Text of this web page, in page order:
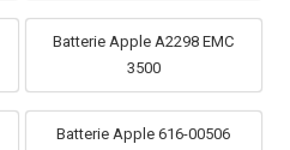
Batterie Apple A2298 EMC
3500
Batterie Apple 616-00506